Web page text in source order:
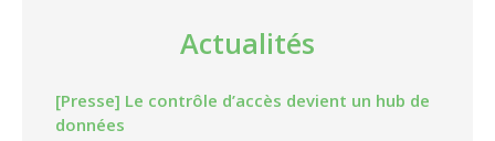
Actualités
[Presse] Le contrôle d’accès devient un hub de
données